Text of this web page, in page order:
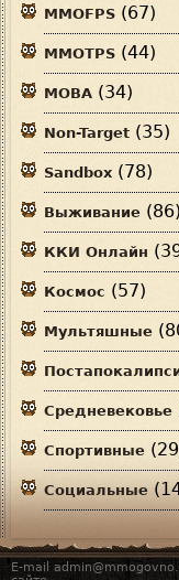
MMOFPS (67)
MMOTPS (44)
MOBA (34)
Non-Target (35)
Sandbox (78)
Выживание (86)
ККИ Онлайн
Космос (57)
Мультяшные
Средневековье
Спортивные
Социальные
E-mail